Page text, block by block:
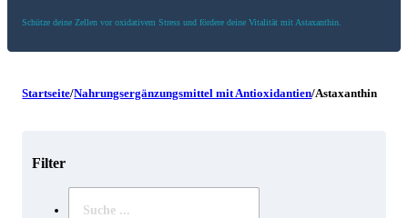
Schütze deine Zellen vor oxidativem Stress und fördere deine Vitalität mit Astaxanthin.
Startseite/Nahrungsergänzungsmittel mit Antioxidantien/Astaxanthin
Filter
Suche